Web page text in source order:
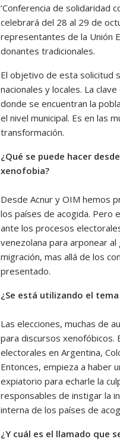
‘Conferencia de solidaridad
celebrará del 28 al 29 de
representantes de la Unión
donantes tradicionales.
El objetivo de esta solicitud
nacionales y locales. La
donde se encuentran la
el nivel municipal. Es en las
transformación.
¿Qué se puede hacer
xenofobia?
Desde Acnur y OIM hemos
los países de acogida. Pero
ante los procesos
venezolana para arponear
migración, mas allá de los
presentado.
¿Se está utilizando el
Las elecciones, muchas de
para discursos xenofóbicos.
electorales en Argentina,
Entonces, empieza a haber
expiatorio para echarle la
responsables de instigar la
interna de los países de
¿Y cuál es el llamado que